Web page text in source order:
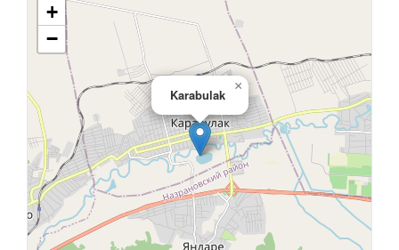
Karabulak
×
+
−